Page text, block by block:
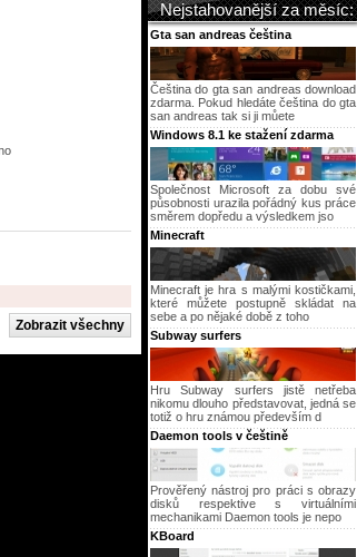
Nejstahovanější za měsíc:
Gta san andreas čeština
Čeština do gta san andreas download
zdarma. Pokud hledáte čeština do gta
san andreas tak si ji můete
Windows 8.1 ke stažení zdarma
Společnost Microsoft za dobu své
působnosti urazila pořádný kus práce
směrem dopředu a výsledkem jso
Minecraft
Minecraft je hra s malými kostičkami,
které můžete postupně skládat na
sebe a po nějaké době z toho
Subway surfers
Hru Subway surfers jistě netřeba
nikomu dlouho představovat, jedná se
totiž o hru známou především d
Daemon tools v češtině
Prověřený nástroj pro práci s obrazy
disků respektive s virtuálními
mechanikami Daemon tools je nepo
KBoard